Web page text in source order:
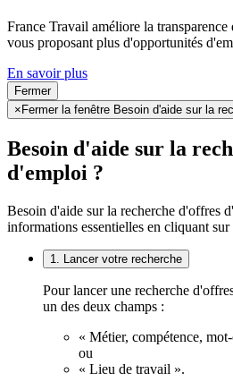
France Travail améliore la
vous proposant plus d'opportunités
En savoir plus
Fermer
×Fermer la fenêtre Besoin d'aide sur la
Besoin d'aide sur la
d'emploi ?
Besoin d'aide sur la recherche d'offres
informations essentielles en cliquant
1. Lancer votre recherche
Pour lancer une recherche
un des deux champs :
« Métier, compétence,
ou
« Lieu de travail ».